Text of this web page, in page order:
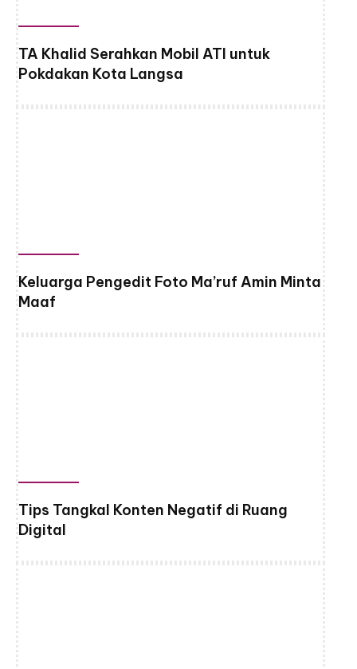
TA Khalid Serahkan Mobil ATI untuk
Pokdakan Kota Langsa
Keluarga Pengedit Foto Ma’ruf Amin Minta
Maaf
Tips Tangkal Konten Negatif di Ruang
Digital